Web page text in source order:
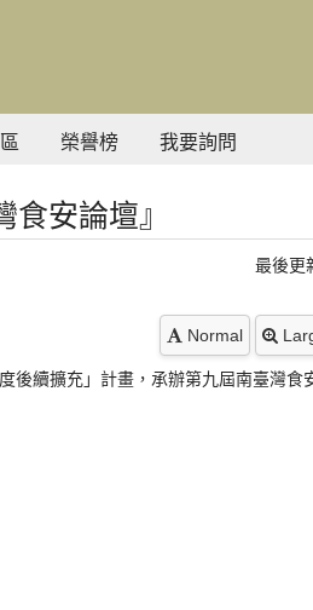
榮譽榜 我要詢問
安論壇』
最後更
Normal
續擴充」計畫，承辦第九屆南臺灣食